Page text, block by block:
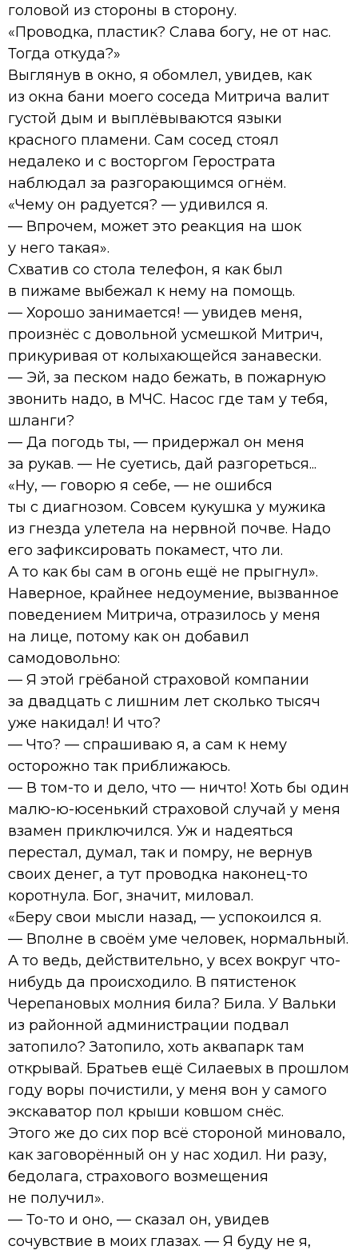
головой из стороны в сторону.
«Проводка, пластик? Слава богу, не от нас.
Тогда откуда?»
Выглянув в окно, я обомлел, увидев, как
из окна бани моего соседа Митрича валит
густой дым и выплёвываются языки
красного пламени. Сам сосед стоял
недалеко и с восторгом Герострата
наблюдал за разгорающимся огнём.
«Чему он радуется? — удивился я.
— Впрочем, может это реакция на шок
у него такая».
Схватив со стола телефон, я как был
в пижаме выбежал к нему на помощь.
— Хорошо занимается! — увидев меня,
произнёс с довольной усмешкой Митрич,
прикуривая от колыхающейся занавески.
— Эй, за песком надо бежать, в пожарную
звонить надо, в МЧС. Насос где там у тебя,
шланги?
— Да погодь ты, — придержал он меня
за рукав. — Не суетись, дай разгореться...
«Ну, — говорю я себе, — не ошибся
ты с диагнозом. Совсем кукушка у мужика
из гнезда улетела на нервной почве. Надо
его зафиксировать покамест, что ли.
А то как бы сам в огонь ещё не прыгнул».
Наверное, крайнее недоумение, вызванное
поведением Митрича, отразилось у меня
на лице, потому как он добавил
самодовольно:
— Я этой грёбаной страховой компании
за двадцать с лишним лет сколько тысяч
уже накидал! И что?
— Что? — спрашиваю я, а сам к нему
осторожно так приближаюсь.
— В том-то и дело, что — ничто! Хоть бы один
малю-ю-юсенький страховой случай у меня
взамен приключился. Уж и надеяться
перестал, думал, так и помру, не вернув
своих денег, а тут проводка наконец-то
коротнула. Бог, значит, миловал.
«Беру свои мысли назад, — успокоился я.
— Вполне в своём уме человек, нормальный.
А то ведь, действительно, у всех вокруг что-
нибудь да происходило. В пятистенок
Черепановых молния била? Била. У Вальки
из районной администрации подвал
затопило? Затопило, хоть аквапарк там
открывай. Братьев ещё Силаевых в прошлом
году воры почистили, у меня вон у самого
экскаватор пол крыши ковшом снёс.
Этого же до сих пор всё стороной миновало,
как заговорённый он у нас ходил. Ни разу,
бедолага, страхового возмещения
не получил».
— То-то и оно, — сказал он, увидев
сочувствие в моих глазах. — Я буду не я,